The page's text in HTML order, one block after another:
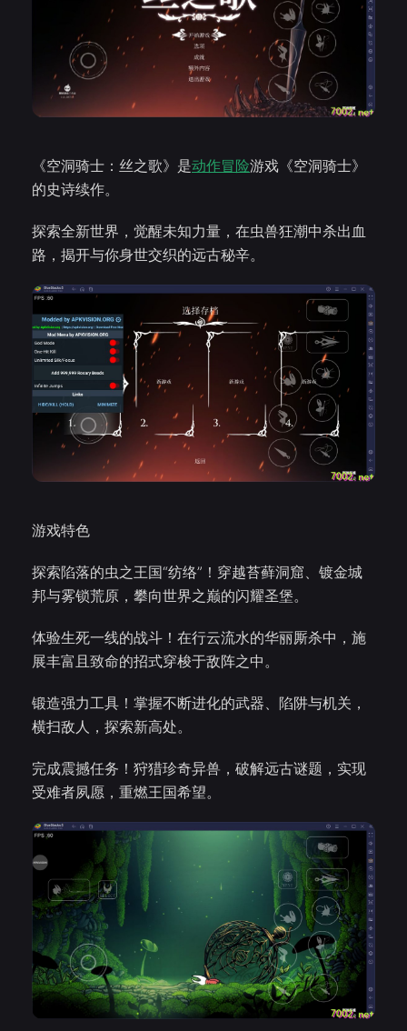
《空洞骑士：丝之歌》是动作冒险游戏《空洞骑士》
的史诗续作。
探索全新世界，觉醒未知力量，在虫兽狂潮中杀出血
路，揭开与你身世交织的远古秘辛。
游戏特色
探索陷落的虫之王国“纺络”！穿越苔藓洞窟、镀金城
邦与雾锁荒原，攀向世界之巅的闪耀圣堡。
体验生死一线的战斗！在行云流水的华丽厮杀中，施
展丰富且致命的招式穿梭于敌阵之中。
锻造强力工具！掌握不断进化的武器、陷阱与机关，
横扫敌人，探索新高处。
完成震撼任务！狩猎珍奇异兽，破解远古谜题，实现
受难者夙愿，重燃王国希望。